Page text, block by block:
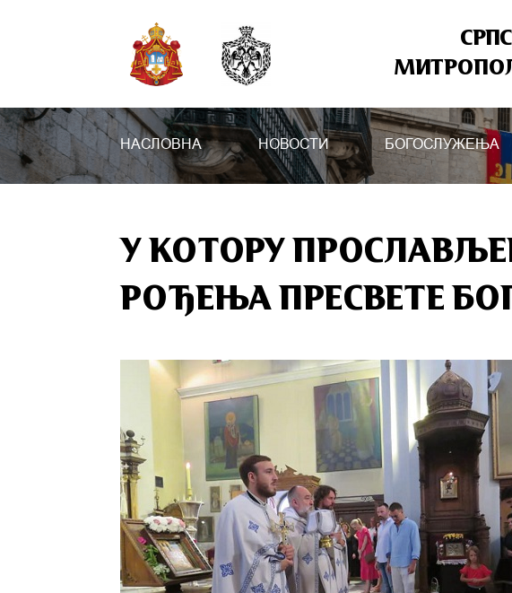
НАСЛОВНА НОВОСТИ БОГОСЛУЖЕЊА
У КОТОРУ
РОЂЕЊА ПРЕСВЕТЕ